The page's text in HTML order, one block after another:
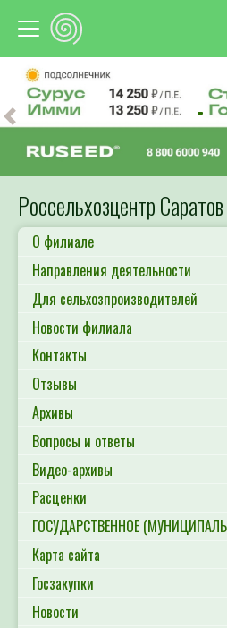
Предыдущий
Россельхозцентр Саратов
О филиале
Направления деятельности
Для сельхозпроизводителей
Новости филиала
Контакты
Отзывы
Архивы
Вопросы и ответы
Видео-архивы
Расценки
ГОСУДАРСТВЕННОЕ
Карта сайта
Госзакупки
Новости